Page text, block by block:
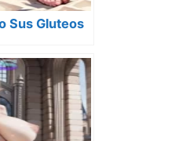
Sus Gluteos